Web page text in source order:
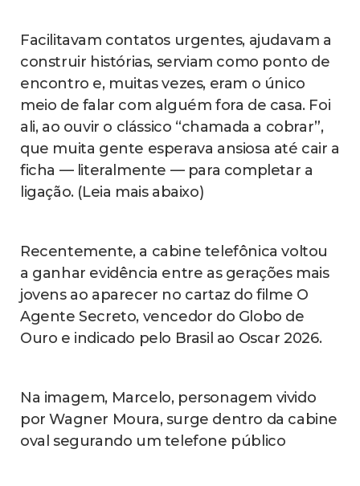
Facilitavam contatos urgentes, ajudavam a
construir histórias, serviam como ponto de
encontro e, muitas vezes, eram o único
meio de falar com alguém fora de casa. Foi
ali, ao ouvir o clássico “chamada a cobrar”,
que muita gente esperava ansiosa até cair a
ficha — literalmente — para completar a
ligação. (Leia mais abaixo)
Recentemente, a cabine telefônica voltou
a ganhar evidência entre as gerações mais
jovens ao aparecer no cartaz do filme O
Agente Secreto, vencedor do Globo de
Ouro e indicado pelo Brasil ao Oscar 2026.
Na imagem, Marcelo, personagem vivido
por Wagner Moura, surge dentro da cabine
oval segurando um telefone público